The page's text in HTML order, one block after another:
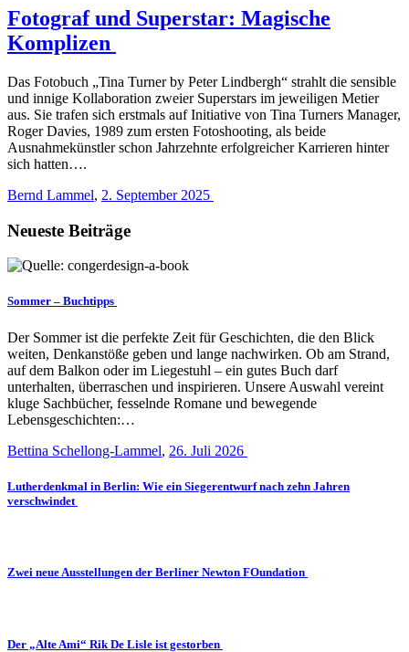
Fotograf und Superstar: Magische
Komplizen
Das Fotobuch „Tina Turner by Peter Lindbergh“ strahlt die sensible
und innige Kollaboration zweier Superstars im jeweiligen Metier
aus. Sie trafen sich erstmals auf Initiative von Tina Turners Manager,
Roger Davies, 1989 zum ersten Fotoshooting, als beide
Ausnahmekünstler schon Jahrzehnte erfolgreicher Karrieren hinter
sich hatten….
Bernd Lammel, 2. September 2025
Neueste Beiträge
Sommer – Buchtipps
Der Sommer ist die perfekte Zeit für Geschichten, die den Blick
weiten, Denkanstöße geben und lange nachwirken. Ob am Strand,
auf dem Balkon oder im Liegestuhl – ein gutes Buch darf
unterhalten, überraschen und inspirieren. Unsere Auswahl vereint
kluge Sachbücher, fesselnde Romane und bewegende
Lebensgeschichten:…
Bettina Schellong-Lammel, 26. Juli 2026
Lutherdenkmal in Berlin: Wie ein Siegerentwurf nach zehn Jahren
verschwindet
Zwei neue Ausstellungen der Berliner Newton FOundation
Der „Alte Ami“ Rik De Lisle ist gestorben